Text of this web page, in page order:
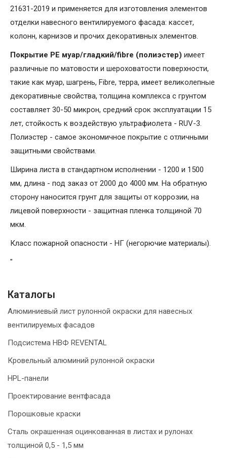
21631-2019 и применяется для изготовления элементов
отделки навесного вентилируемого фасада: кассет,
колонн, карнизов и прочих декоративных элементов.
Покрытие PE муар/гладкий/fibre (полиэстер) имеет
различные по матовости и шероховатости поверхности,
такие как муар, шагрень, Fibrе, терра, имеет великолепные
декоративные свойства, толщина комплекса с грунтом
составляет 30-50 микрон, средний срок эксплуатации 15
лет, стойкость к воздействую ультрафиолета - RUV-3.
Полиэстер - самое экономичное покрытие с отличными
защитными свойствами.
Ширина листа в стандартном исполнении - 1200 и 1500
мм, длина - под заказ от 2000 до 4000 мм. На обратную
сторону наносится грунт для защиты от коррозии, на
лицевой поверхности - защитная пленка толщиной 70
мкм.
Класс пожарной опасности - НГ (негорючие материалы).
"
Каталогы
Алюминиевый лист рулонной окраски для навесных
вентилируемых фасадов
Подсистема НВФ REVENTAL
Кровельный алюминий рулонной окраски
HPL-панели
Проектирование вентфасада
Порошковые краски
Сталь окрашенная оцинкованная в листах и рулонах
толщиной 0,5 - 1,5 мм